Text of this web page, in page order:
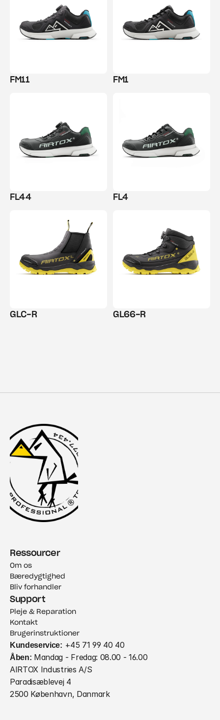
FM11 FM1
FL44 FL4
GLC-R GL66-R
Ressourcer
Om os
Bæredygtighed
Bliv forhandler
Support
Pleje & Reparation
Kontakt
Brugerinstruktioner
Kundeservice: +45 71 99 40 40
Åben: Mandag - Fredag: 08.00 - 16.00
AIRTOX Industries A/S
Paradisæblevej 4
2500 København, Danmark